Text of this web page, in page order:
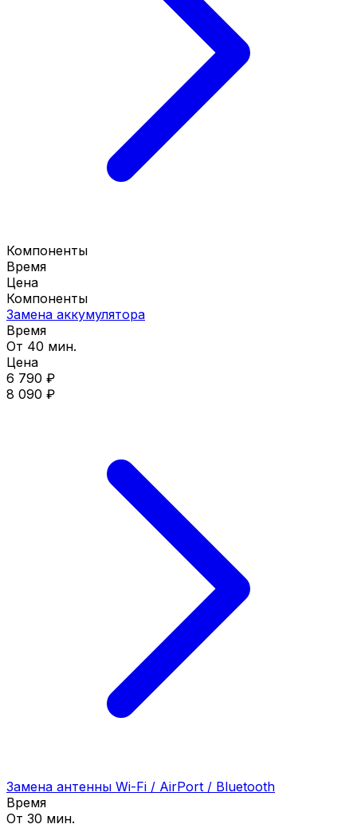
Компоненты
Время
Цена
Компоненты
Замена аккумулятора
Время
От 40 мин.
Цена
6 790 ₽
8 090 ₽
Замена антенны Wi-Fi / AirPort / Bluetooth
Время
От 30 мин.